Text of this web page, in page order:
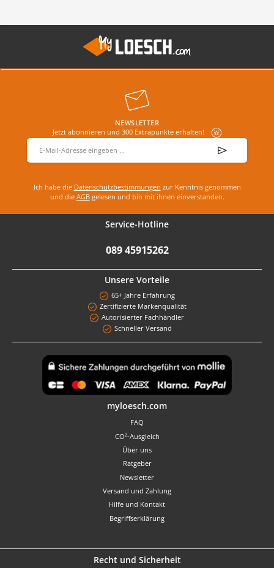
NEWSLETTER
Jetzt abonnieren und 300 Extrapunkte erhalten!
E-Mail-Adresse
Ich habe die Datenschutzbestimmungen zur Kenntnis genommen
und die AGBgelesen und bin mit ihnen einverstanden.
Service-Hotline
089 45915262
Unsere Vorteile
65+ Jahre Erfahrung
Zertifizierte Markenqualität
Autorisierter Fachhändler
Schneller Versand
myloesch.com
FAQ
CO²-Ausgleich
Über uns
Ratgeber
Newsletter
Versand und Zahlung
Hilfe und Kontakt
Begriffserklärung
Recht und Sicherheit